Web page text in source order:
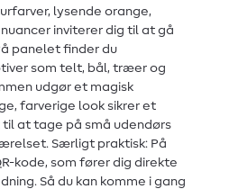
lysende orange,
inviterer dig til at gå
panelet finder du
som telt, bål, træer og
udgør et magisk
farverige look sikrer et
at tage på små udendørs
Særligt praktisk: På
kode, som fører dig direkte
Så du kan komme i gang